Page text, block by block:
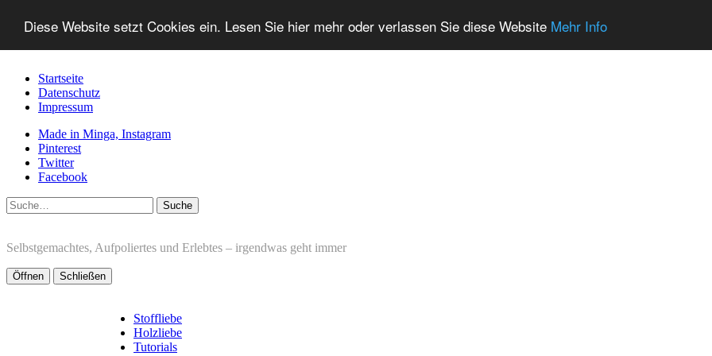
Diese Website setzt Cookies ein. Lesen Sie hier mehr oder verlassen Sie diese Website Mehr Info
Startseite
Datenschutz
Impressum
Made in Minga, Instagram
Pinterest
Twitter
Facebook
Suche
Selbstgemachtes, Aufpoliertes und Erlebtes – irgendwas geht immer
Öffnen Schließen
Stoffliebe
Holzliebe
Tutorials